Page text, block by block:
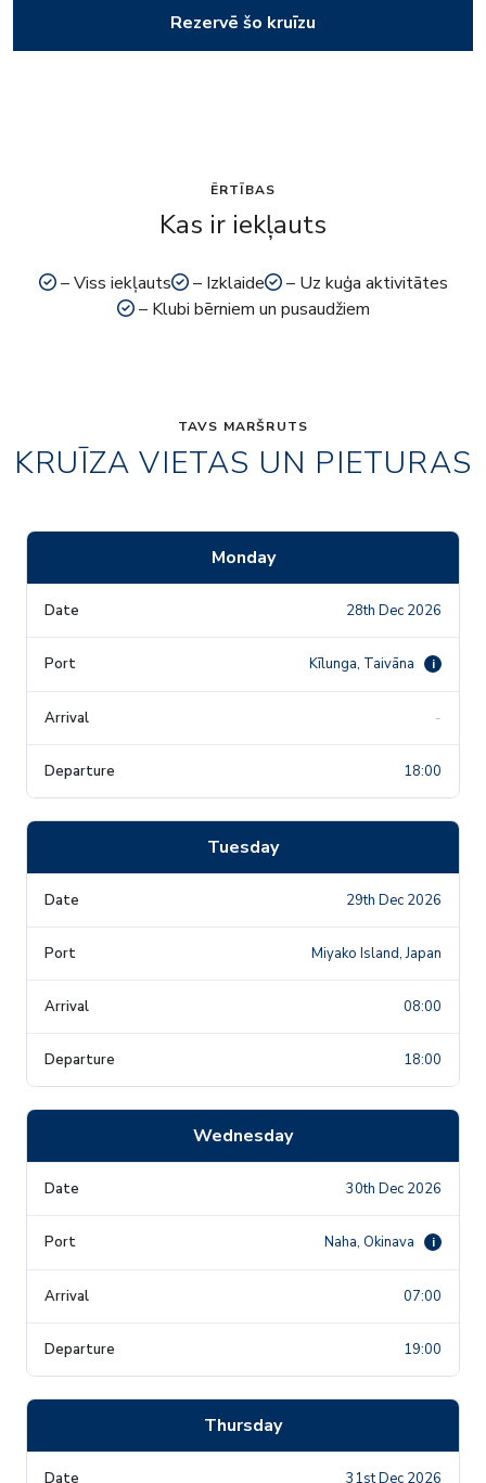
Rezervē šo kruīzu
ĒRTĪBAS
Kas ir iekļauts
– Viss iekļauts – Izklaide
– Uz kuģa aktivitātes
– Klubi bērniem un pusaudžiem
TAVS MARŠRUTS
KRUĪZA VIETAS UN PIETURAS
Monday
28th Dec 2026
Kīlunga, Taivāna i
-
18:00
Tuesday
29th Dec 2026
Miyako Island, Japan
08:00
18:00
Wednesday
30th Dec 2026
Naha, Okinava i
07:00
19:00
Thursday
31st Dec 2026